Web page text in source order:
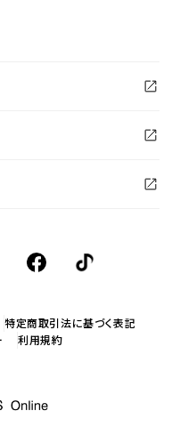
特定商取引法に基づく表記
利用規約